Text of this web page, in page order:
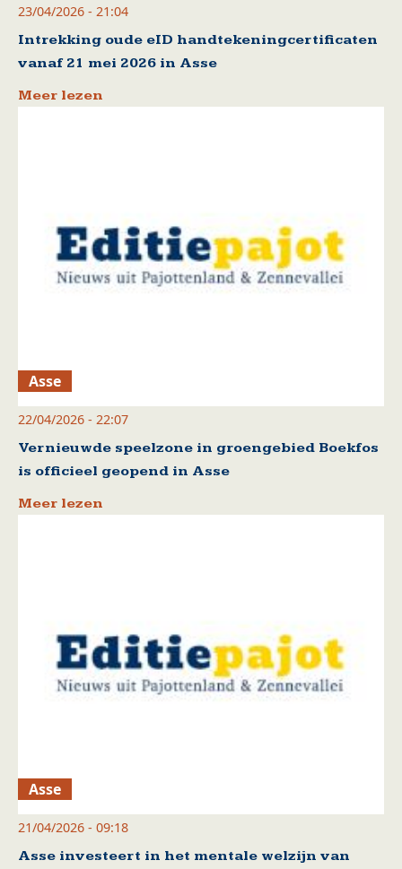
23/04/2026 - 21:04
Intrekking oude eID handtekeningcertificaten
vanaf 21 mei 2026 in Asse
Meer lezen
Asse
22/04/2026 - 22:07
Vernieuwde speelzone in groengebied Boekfos
is officieel geopend in Asse
Meer lezen
Asse
21/04/2026 - 09:18
Asse investeert in het mentale welzijn van